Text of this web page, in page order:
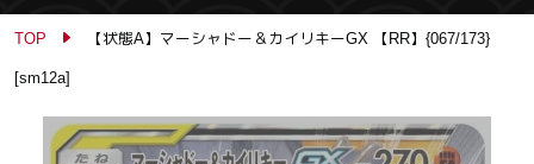
TOP 【状態A】マーシャドー＆カイリキーGX 【RR】{067/173}
[sm12a]